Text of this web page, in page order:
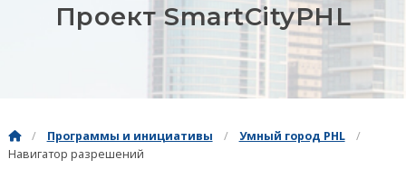
Проект SmartCityPHL
Программы и инициативы
Умный город PHL
Навигатор разрешений